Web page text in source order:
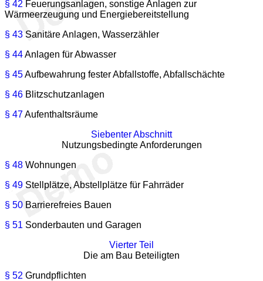
§ 42 Feuerungsanlagen, sonstige Anlagen zur
Wärmeerzeugung und Energiebereitstellung
§ 43 Sanitäre Anlagen, Wasserzähler
§ 44Anlagen für Abwasser
§ 45Aufbewahrung fester Abfallstoffe, Abfallschächte
§ 46 Blitzschutzanlagen
§ 47Aufenthaltsräume
Siebenter Abschnitt
Nutzungsbedingte Anforderungen
§ 48 Wohnungen
§ 49 Stellplätze, Abstellplätze für Fahrräder
§ 50 Barrierefreies Bauen
§ 51 Sonderbauten und Garagen
Vierter Teil
Die am Bau Beteiligten
§ 52 Grundpflichten